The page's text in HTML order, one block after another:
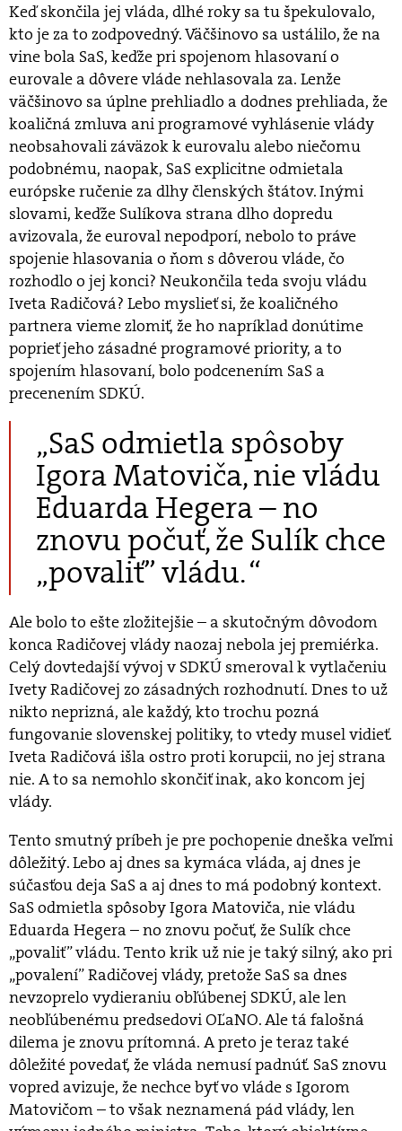
Keď skončila jej vláda, dlhé roky sa tu špekulovalo,
kto je za to zodpovedný. Väčšinovo sa ustálilo, že na
vine bola SaS, keďže pri spojenom hlasovaní o
eurovale a dôvere vláde nehlasovala za. Lenže
väčšinovo sa úplne prehliadlo a dodnes prehliada, že
koaličná zmluva ani programové vyhlásenie vlády
neobsahovali záväzok k eurovalu alebo niečomu
podobnému, naopak, SaS explicitne odmietala
európske ručenie za dlhy členských štátov. Inými
slovami, keďže Sulíkova strana dlho dopredu
avizovala, že euroval nepodporí, nebolo to práve
spojenie hlasovania o ňom s dôverou vláde, čo
rozhodlo o jej konci? Neukončila teda svoju vládu
Iveta Radičová? Lebo myslieť si, že koaličného
partnera vieme zlomiť, že ho napríklad donútime
poprieť jeho zásadné programové priority, a to
spojením hlasovaní, bolo podcenením SaS a
precenením SDKÚ.
„SaS odmietla spôsoby
Igora Matoviča, nie vládu
Eduarda Hegera – no
znovu počuť, že Sulík chce
„povaliť” vládu. “
Ale bolo to ešte zložitejšie – a skutočným dôvodom
konca Radičovej vlády naozaj nebola jej premiérka.
Celý dovtedajší vývoj v SDKÚ smeroval k vytlačeniu
Ivety Radičovej zo zásadných rozhodnutí. Dnes to už
nikto neprizná, ale každý, kto trochu pozná
fungovanie slovenskej politiky, to vtedy musel vidieť.
Iveta Radičová išla ostro proti korupcii, no jej strana
nie. A to sa nemohlo skončiť inak, ako koncom jej
vlády.
Tento smutný príbeh je pre pochopenie dneška veľmi
dôležitý. Lebo aj dnes sa kymáca vláda, aj dnes je
súčasťou deja SaS a aj dnes to má podobný kontext.
SaS odmietla spôsoby Igora Matoviča, nie vládu
Eduarda Hegera – no znovu počuť, že Sulík chce
„povaliť” vládu. Tento krik už nie je taký silný, ako pri
„povalení” Radičovej vlády, pretože SaS sa dnes
nevzoprelo vydieraniu obľúbenej SDKÚ, ale len
neobľúbenému predsedovi OĽaNO. Ale tá falošná
dilema je znovu prítomná. A preto je teraz také
dôležité povedať, že vláda nemusí padnúť. SaS znovu
vopred avizuje, že nechce byť vo vláde s Igorom
Matovičom – to však neznamená pád vlády, len